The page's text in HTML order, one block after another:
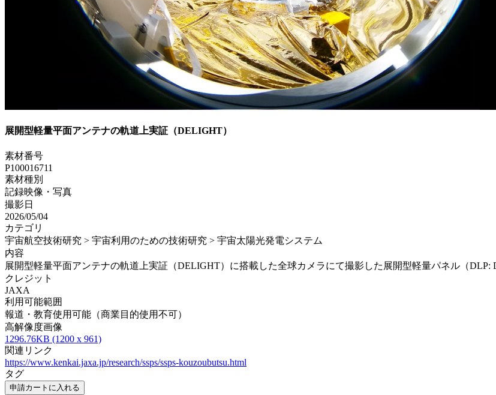
展開型軽量平面アンテナの軌道上実証（DELIGHT）
素材番号
P100016711
素材種別
記録映像・写真
撮影日
2026/05/04
カテゴリ
宇宙航空技術研究 > 宇宙利用のための技術研究 > 宇宙太陽光発電システム
内容
展開型軽量平面アンテナの軌道上実証（DELIGHT）に搭載した全球カメラにて撮影した展開型軽量パネル（DLP:
クレジット
JAXA
利用可能範囲
報道・教育使用可能（商業目的使用不可）
高解像度画像
1296.76KB (1200 x 961)
関連リンク
https://www.kenkai.jaxa.jp/research/ssps/ssps-kouzoubutsu.html
タグ
申請カートに入れる